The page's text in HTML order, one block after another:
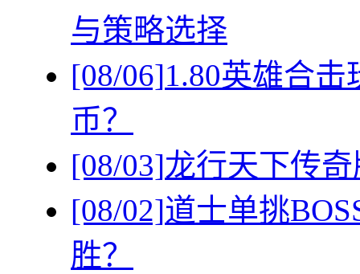
与策略选择
[08/06]1.80英雄合
币？
[08/03]龙行天下传
[08/02]道士单挑
胜？